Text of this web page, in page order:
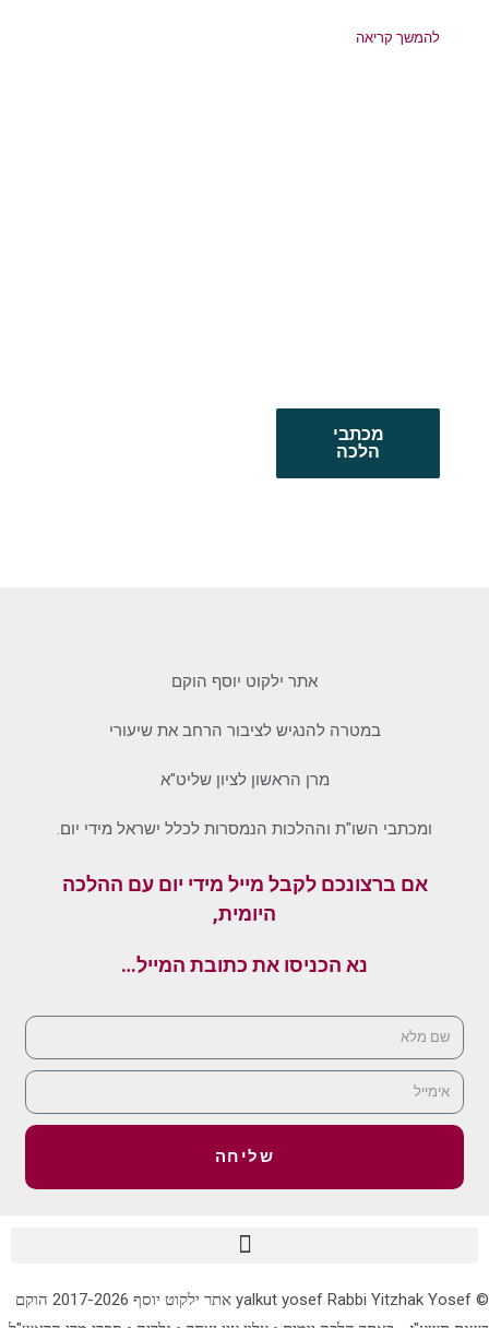
להמשך קריאה
מכתבי
הלכה
אתר ילקוט יוסף הוקם
במטרה להנגיש לציבור הרחב את שיעורי
מרן הראשון לציון שליט"א
ומכתבי השו"ת וההלכות הנמסרות לכלל ישראל מידי יום.
אם ברצונכם לקבל מייל מידי יום עם ההלכה
היומית,
נא הכניסו את כתובת המייל…
שליחה
© yalkut yosef Rabbi Yitzhak Yosef אתר ילקוט יוסף 2017-2026 הוקם